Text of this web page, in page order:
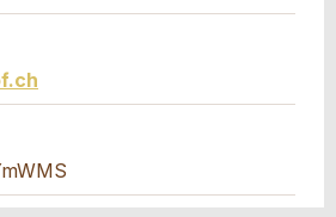
réservation
à la personne de
annonce .